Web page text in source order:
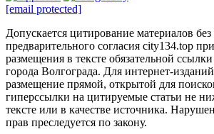
[email protected]
Допускается цитирование материалов
предварительного согласия city134.top
размещения в тексте обязательной
города Волгограда. Для интернет-
размещение прямой, открытой для
гиперссылки на цитируемые статьи не
тексте или в качестве источника.
прав преследуется по закону.